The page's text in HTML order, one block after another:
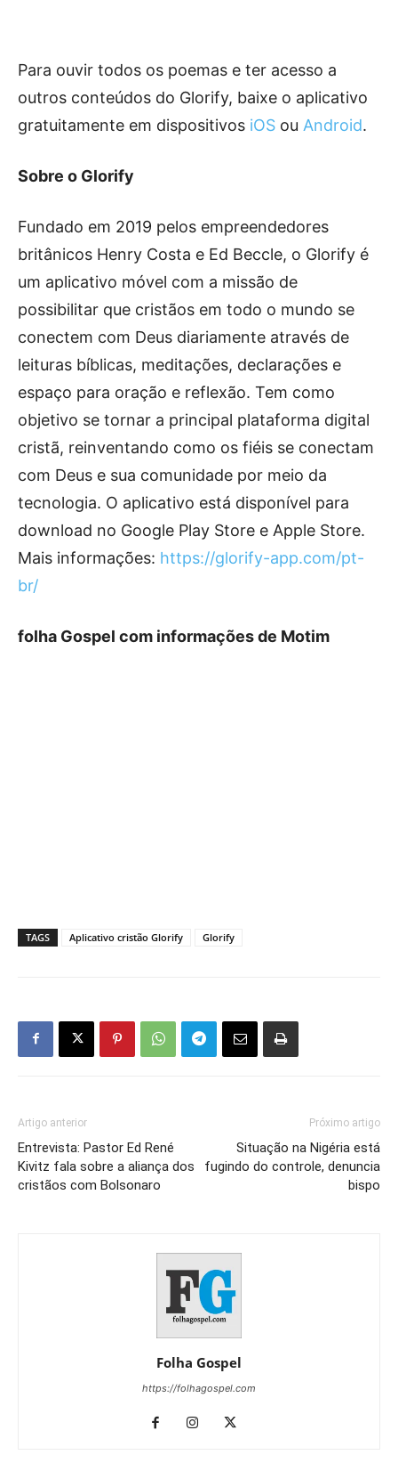
Para ouvir todos os poemas e ter acesso a
outros conteúdos do Glorify, baixe o aplicativo
gratuitamente em dispositivos iOS ou Android.
Sobre o Glorify
Fundado em 2019 pelos empreendedores
britânicos Henry Costa e Ed Beccle, o Glorify é
um aplicativo móvel com a missão de
possibilitar que cristãos em todo o mundo se
conectem com Deus diariamente através de
leituras bíblicas, meditações, declarações e
espaço para oração e reflexão. Tem como
objetivo se tornar a principal plataforma digital
cristã, reinventando como os fiéis se conectam
com Deus e sua comunidade por meio da
tecnologia. O aplicativo está disponível para
download no Google Play Store e Apple Store.
Mais informações: https://glorify-app.com/pt-
br/
folha Gospel com informações de Motim
TAGS Aplicativo cristão Glorify Glorify
Artigo anterior
Entrevista: Pastor Ed René
Kivitz fala sobre a aliança dos
cristãos com Bolsonaro
Próximo artigo
Situação na Nigéria está
fugindo do controle, denuncia
bispo
Folha Gospel
https://folhagospel.com